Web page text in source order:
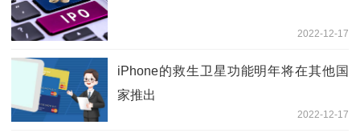
2022-12-17
iPhone的救生卫星功能明年将在其他国
家推出
2022-12-17